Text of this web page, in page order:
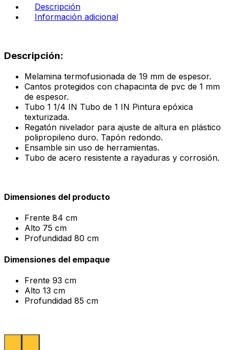
Descripción
Información adicional
Descripción:
Melamina termofusionada de 19 mm de espesor.
Cantos protegidos con chapacinta de pvc de 1 mm
de espesor.
Tubo 1 1/4 IN Tubo de 1 IN Pintura epóxica
texturizada.
Regatón nivelador para ajuste de altura en plástico
polipropileno duro. Tapón redondo.
Ensamble sin uso de herramientas.
Tubo de acero resistente a rayaduras y corrosión.
Dimensiones del producto
Frente 84 cm
Alto 75 cm
Profundidad 80 cm
Dimensiones del empaque
Frente 93 cm
Alto 13 cm
Profundidad 85 cm